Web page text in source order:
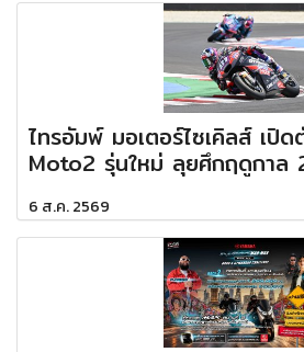
ไทรอัมพ์ มอเตอร์ไซเคิลส์ เปิ
Moto2 รุ่นใหม่ ลุยศึกฤดูกาล
6 ส.ค. 2569